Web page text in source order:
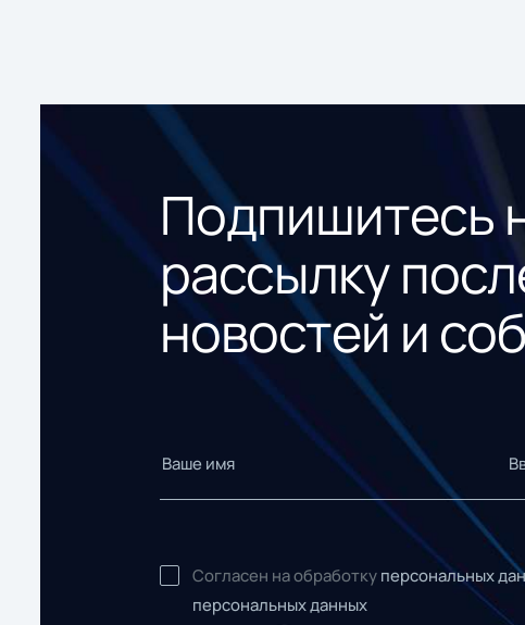
Подпишитесь
рассылку
новостей и
Согласен на обработку персональных
персональных данных